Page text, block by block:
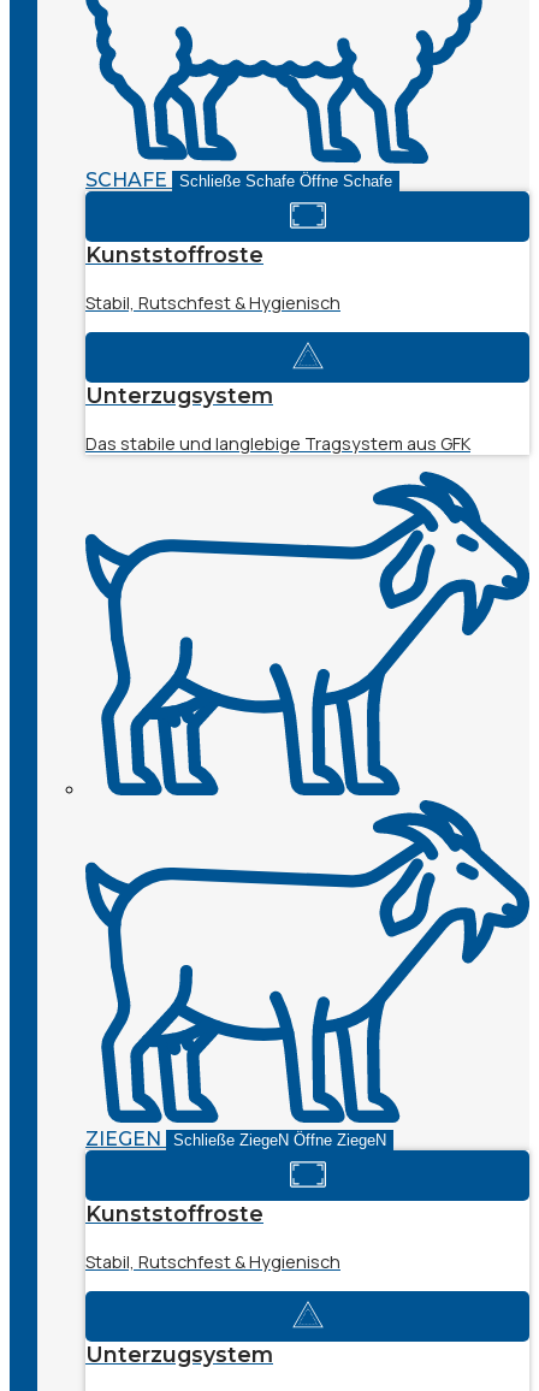
SCHAFE Schließe Schafe Öffne Schafe
Kunststoffroste
Stabil, Rutschfest & Hygienisch
Unterzugsystem
Das stabile und langlebige Tragsystem aus GFK
ZIEGEN Schließe ZiegeN Öffne ZiegeN
Kunststoffroste
Stabil, Rutschfest & Hygienisch
Unterzugsystem